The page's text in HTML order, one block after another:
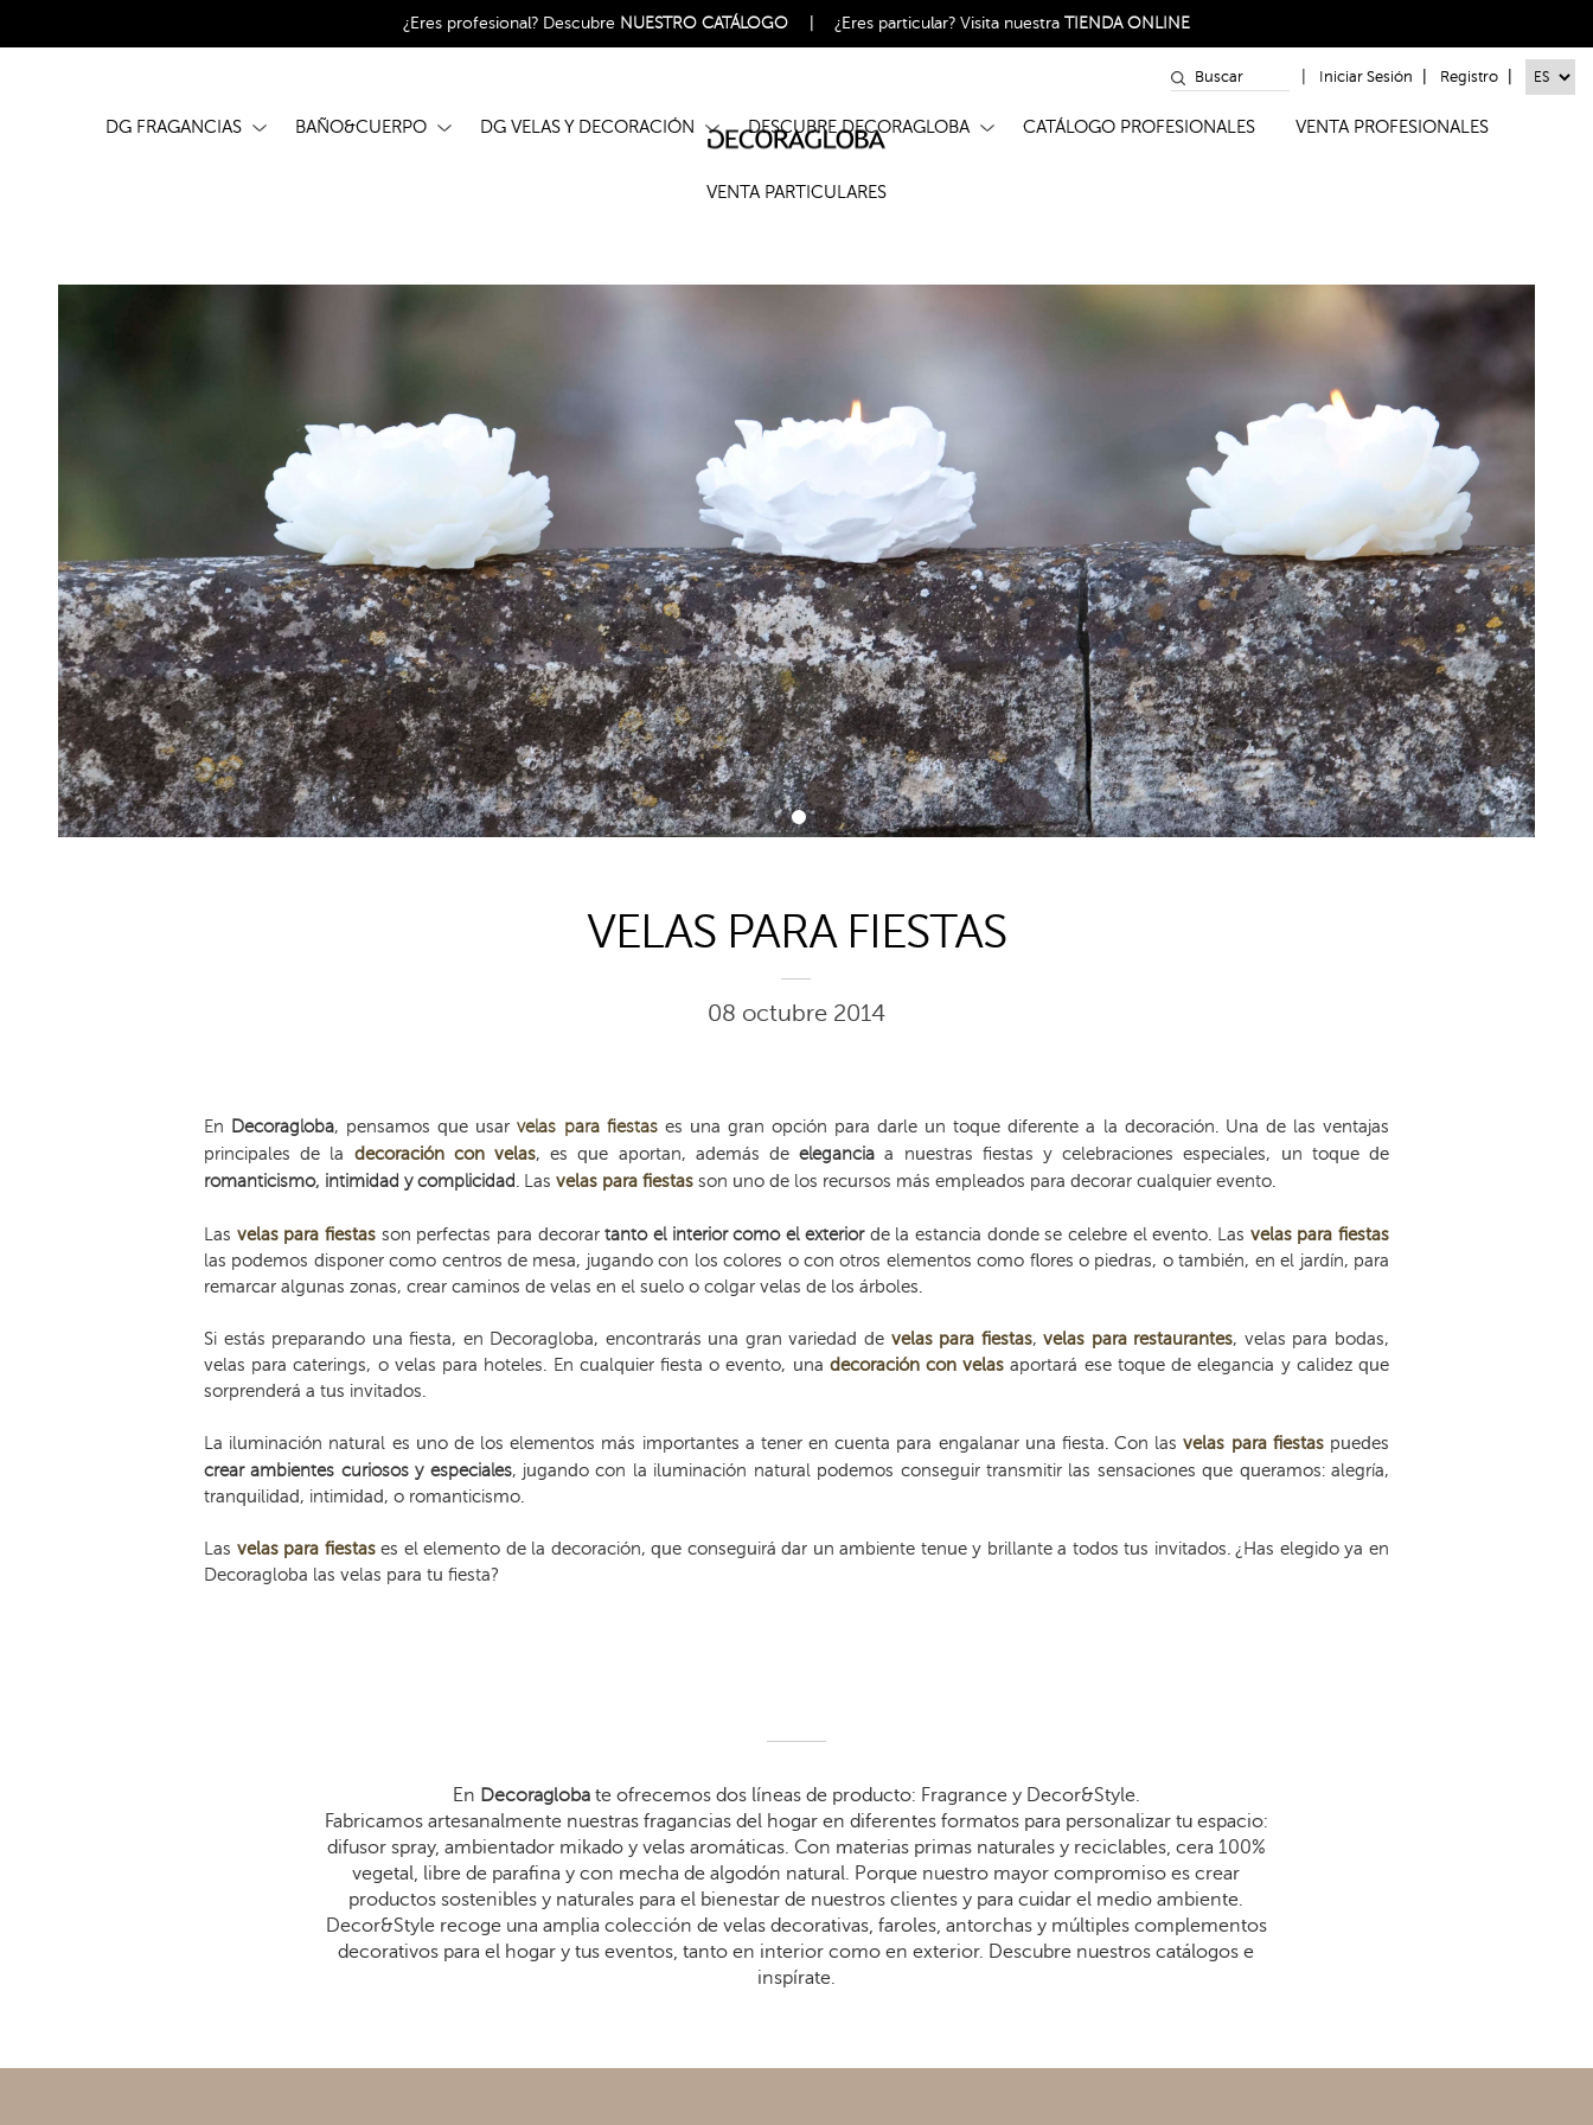
¿Eres profesional? Descubre NUESTRO CATÁLOGO ¿Eres particular?Visita nuestraTIENDA ONLINE
Iniciar Sesión Registro
DG FRAGANCIAS BAÑO&CUERPO DG VELAS Y DECORACIÓN DESCUBRE DECORAGLOBA CATÁLOGO PROFESIONALES VENTA PROFESIONALES
VENTA PARTICULARES
1
VELAS PARA FIESTAS
08 octubre 2014
En Decoragloba, pensamos que usarvelas para fiestases una gran opción para darle un toque diferente a la decoración. Una de las ventajas
principales de la decoración con velas, es que aportan, además de elegancia a nuestras fiestas y celebraciones especiales, un toque de
romanticismo, intimidad y complicidad. Las velas para fiestasson uno de los recursos más empleados para decorar cualquier evento.
Las velas para fiestas son perfectas para decorartanto el interior como el exteriorde la estancia donde se celebre el evento. Las velas para fiestas
las podemos disponer como centros de mesa, jugando con los colores o con otros elementos como flores o piedras, o también, en el jardín, para
remarcar algunas zonas, crear caminos de velas en el suelo o colgar velas de los árboles.
Si estás preparando una fiesta, en Decoragloba, encontrarás una gran variedad de velas para fiestas,velas para restaurantes, velas para bodas,
velas para caterings, o velas para hoteles. En cualquier fiesta o evento, una decoración con velas aportará ese toque de elegancia y calidez que
sorprenderá a tus invitados.
La iluminación natural es uno de los elementos más importantes a tener en cuenta para engalanar una fiesta. Con lasvelas para fiestaspuedes
crear ambientes curiosos y especiales, jugando con la iluminación natural podemos conseguir transmitir las sensaciones que queramos: alegría,
tranquilidad, intimidad, o romanticismo.
Las velas para fiestases el elemento de la decoración, que conseguirá dar un ambiente tenue y brillante a todos tus invitados. ¿Has elegido ya en
Decoragloba las velas para tu fiesta?
En Decoraglobate ofrecemos dos líneas de producto: Fragrance y Decor&Style.
Fabricamos artesanalmente nuestras fragancias del hogar en diferentes formatos para personalizar tu espacio:
difusor spray, ambientador mikado y velas aromáticas. Con materias primas naturales y reciclables, cera 100%
vegetal, libre de parafina y con mecha de algodón natural. Porque nuestro mayor compromiso es crear
productos sostenibles y naturales para el bienestar de nuestros clientes y para cuidar el medio ambiente.
Decor&Style recoge una amplia colección de velas decorativas, faroles, antorchas y múltiples complementos
decorativos para el hogar y tus eventos, tanto en interior como en exterior. Descubre nuestros catálogos e
inspírate.